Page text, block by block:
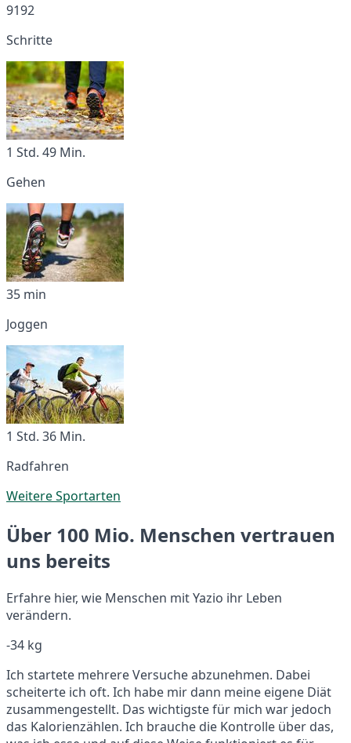
9192
Schritte
1 Std. 49 Min.
Gehen
35 min
Joggen
1 Std. 36 Min.
Radfahren
Weitere Sportarten
Über 100 Mio. Menschen vertrauen
uns bereits
Erfahre hier, wie Menschen mit Yazio ihr Leben
verändern.
-34 kg
Ich startete mehrere Versuche abzunehmen. Dabei
scheiterte ich oft. Ich habe mir dann meine eigene Diät
zusammengestellt. Das wichtigste für mich war jedoch
das Kalorienzählen. Ich brauche die Kontrolle über das,